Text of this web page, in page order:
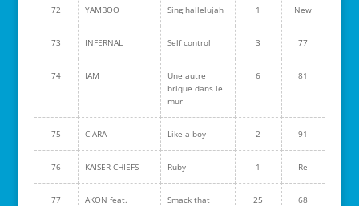
72 YAMBOO Sing hallelujah 1 New
73 INFERNAL Self control 3 77
74 IAM
Une autre
brique dans le
mur
6 81
75 CIARA Like a boy 2 91
76 KAISER CHIEFS Ruby 1 Re
77
AKON feat.
Smack that 25 68